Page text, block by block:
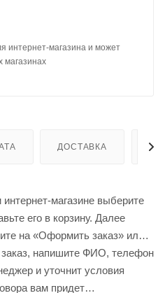
интернет-магазина и может
магазинах
ДОСТАВКА
магазине выберите
его в корзину. Далее
на «Оформить заказ» или
напишите ФИО, телефон
и уточнит условия
вам придет